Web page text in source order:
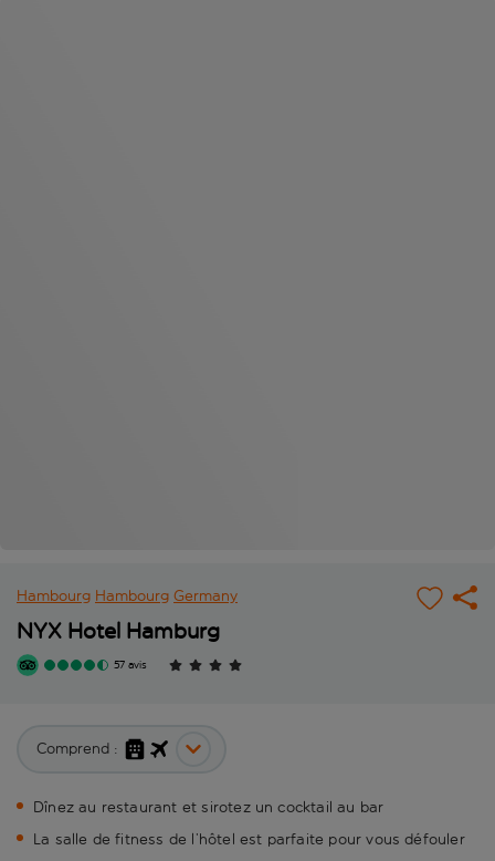
Hambourg Hambourg Germany
NYX Hotel Hamburg
57 avis
Comprend :
Dînez au restaurant et sirotez un cocktail au bar
La salle de fitness de l’hôtel est parfaite pour vous défouler